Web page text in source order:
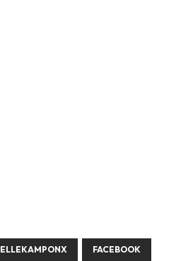
ELLEKAMPONX FACEBOOK